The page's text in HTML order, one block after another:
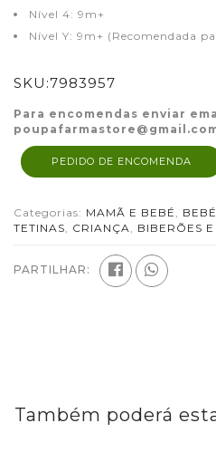
Nível 4: 9m+
Nível Y: 9m+ (Recomendada
SKU:7983957
Para encomendas enviar
PEDIDO DE ENCOMENDA
Categorias: MAMÃ E BEBÉ
TETINAS
CRIANÇA BIBERÕES
PARTILHAR:
Também poderá